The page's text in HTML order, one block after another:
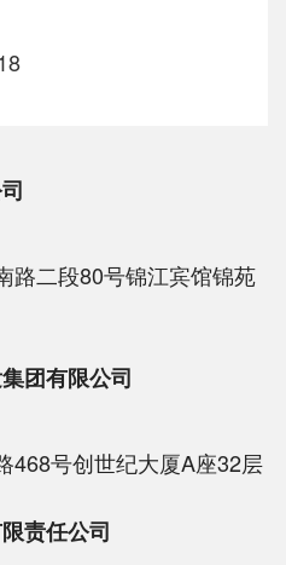
路二段80号锦江宾馆锦苑
团有限公司
468号创世纪大厦A座32层
责任公司